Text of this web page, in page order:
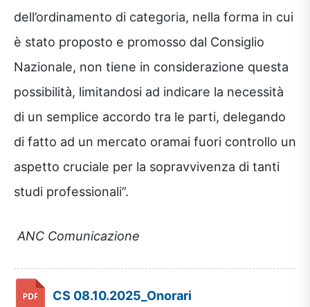
dell’ordinamento di categoria, nella forma in cui
è stato proposto e promosso dal Consiglio
Nazionale, non tiene in considerazione questa
possibilità, limitandosi ad indicare la necessità
di un semplice accordo tra le parti, delegando
di fatto ad un mercato oramai fuori controllo un
aspetto cruciale per la sopravvivenza di tanti
studi professionali”.
ANC Comunicazione
CS 08.10.2025_Onorari